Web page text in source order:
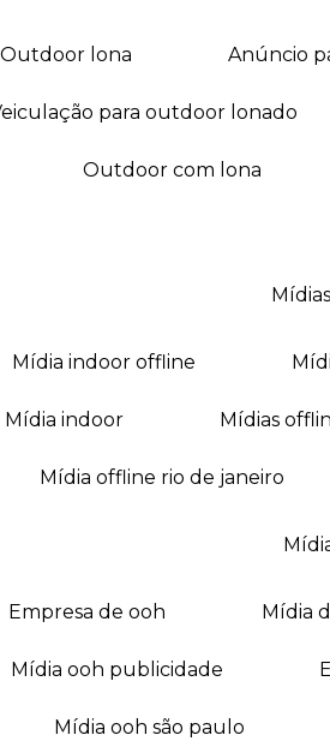
outdoor lona anúncio
veiculação para outdoor lonado
outdoor com lona
mídia indoor offline
mídia indoor mídias
mídia offline rio de janeiro
empresa de ooh
mídia ooh publicidade
mídia ooh são paulo